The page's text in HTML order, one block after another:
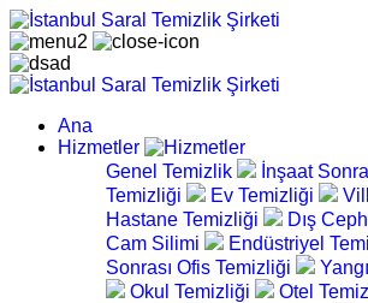
Ana
Hizmetler
Genel Temizlik
İnşaat
Temizliği
Ev Temizliği
Hastane Temizliği
Dış
Cam Silimi
Endüstriyel
Sonrası Ofis Temizliği
Okul Temizliği
Otel